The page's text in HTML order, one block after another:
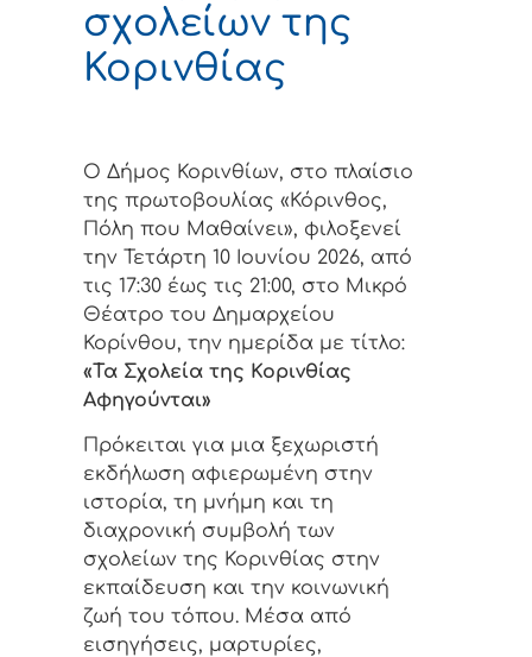
σχολείων της
Κορινθίας
Ο Δήμος Κορινθίων, στο πλαίσιο
της πρωτοβουλίας «Κόρινθος,
Πόλη που Μαθαίνει», φιλοξενεί
την Τετάρτη 10 Ιουνίου 2026, από
τις 17:30 έως τις 21:00, στο Μικρό
Θέατρο του Δημαρχείου
Κορίνθου, την ημερίδα με τίτλο:
«Τα Σχολεία της Κορινθίας
Αφηγούνται»
Πρόκειται για μια ξεχωριστή
εκδήλωση αφιερωμένη στην
ιστορία, τη μνήμη και τη
διαχρονική συμβολή των
σχολείων της Κορινθίας στην
εκπαίδευση και την κοινωνική
ζωή του τόπου. Μέσα από
εισηγήσεις, μαρτυρίες,